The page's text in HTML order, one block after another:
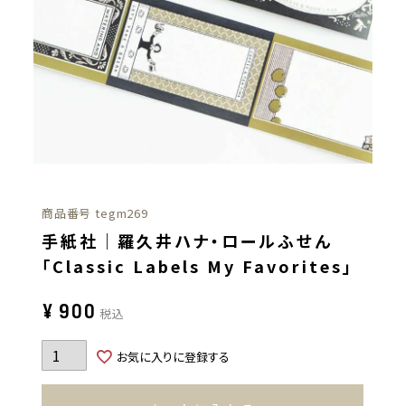
商品番号 tegm269
手紙社｜羅久井ハナ・ロールふせん
「Classic Labels My Favorites」
¥ 900 税込
お気に入りに登録する